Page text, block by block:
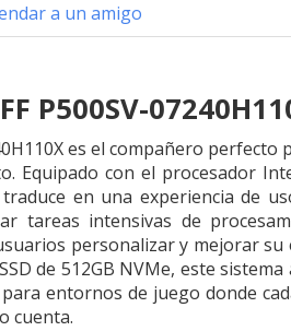
a un amigo
P500SV-
es el compañero
Equipado con el procesador
en una experiencia de
tareas intensivas de
personalizar y mejorar
de 512GB NVMe, este
entornos de juego donde
cuenta.